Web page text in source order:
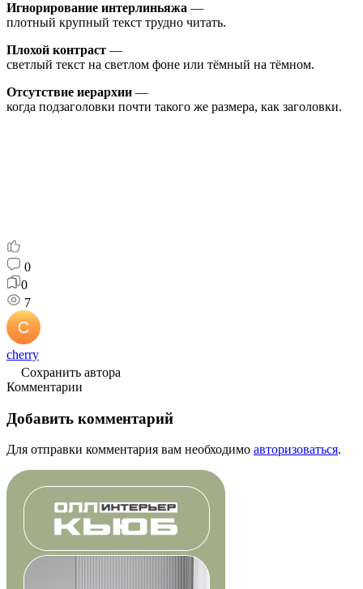
Игнорирование интерлиньяжа —
плотный крупный текст трудно читать.
Плохой контраст —
светлый текст на светлом фоне или тёмный на тёмном.
Отсутствие иерархии —
когда подзаголовки почти такого же размера, как заголовки.
0
0
7
cherry
Сохранить автора
Комментарии
Добавить комментарий
Для отправки комментария вам необходимо авторизоваться.